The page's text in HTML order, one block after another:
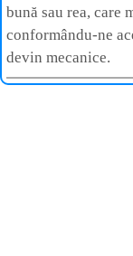
bună sau rea, care
conformându-ne
devin mecanice.